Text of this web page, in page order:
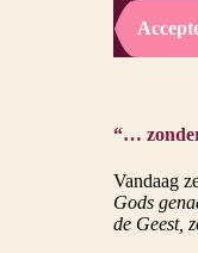
“…
Vandaag
Gods
de Geest,